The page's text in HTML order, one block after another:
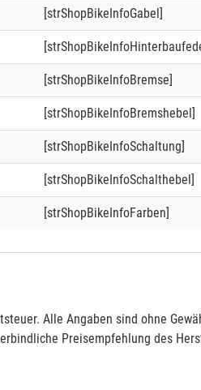
[strShopBikeInfoGabel]
[strShopBikeInfoBremse]
[strShopBikeInfoBremshebel]
[strShopBikeInfoSchaltung]
[strShopBikeInfoSchalthebel]
[strShopBikeInfoFarben]
Alle Angaben sind ohne
Preisempfehlung des